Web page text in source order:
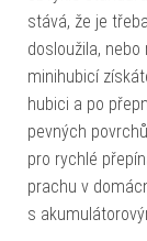
stává, že je
dosloužila,
minihubicí
hubici a po
pevných
pro rychlé
prachu v
s